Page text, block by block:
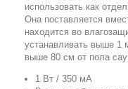
использовать как
Она поставляется
находится во
устанавливать выше 1
выше 80 см от пола
1 Вт / 350 мА